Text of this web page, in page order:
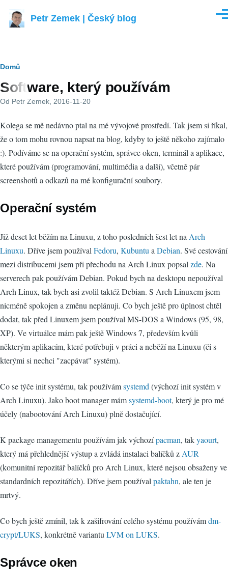
Petr Zemek | Český blog
Drobečková
navigace
Domů
Software, který používám
Od Petr Zemek , 2016-11-20
Kolega se mě nedávno ptal na mé vývojové prostředí. Tak jsem si říkal,
že o tom mohu rovnou napsat na blog, kdyby to ještě někoho zajímalo
:). Podíváme se na operační systém, správce oken, terminál a aplikace,
které používám (programování, multimédia a další), včetně pár
screenshotů a odkazů na mé konfigurační soubory.
Operační systém
Již deset let běžím na Linuxu, z toho posledních šest let na Arch
Linuxu. Dříve jsem používal Fedoru, Kubuntu a Debian. Své cestování
mezi distribucemi jsem při přechodu na Arch Linux popsal zde. Na
serverech pak používám Debian. Pokud bych na desktopu nepoužíval
Arch Linux, tak bych asi zvolil taktéž Debian. S Arch Linuxem jsem
nicméně spokojen a změnu neplánuji. Co bych ještě pro úplnost chtěl
dodat, tak před Linuxem jsem používal MS-DOS a Windows (95, 98,
XP). Ve virtuálce mám pak ještě Windows 7, především kvůli
některým aplikacím, které potřebuji v práci a neběží na Linuxu (či s
kterými si nechci "zacpávat" systém).
Co se týče init systému, tak používámsystemd (výchozí init systém v
Arch Linuxu). Jako boot manager mámsystemd-boot, který je pro mé
účely (nabootování Arch Linuxu) plně dostačující.
K package managementu používám jak výchozípacman, takyaourt,
který má přehlednější výstup a zvládá instalaci balíčků z AUR
(komunitní repozitář balíčků pro Arch Linux, které nejsou obsaženy ve
standardních repozitářích). Dříve jsem používal paktahn, ale ten je
mrtvý.
Co bych ještě zmínil, tak k zašifrování celého systému používámdm-
crypt/LUKS, konkrétně variantu LVM on LUKS.
Správce oken